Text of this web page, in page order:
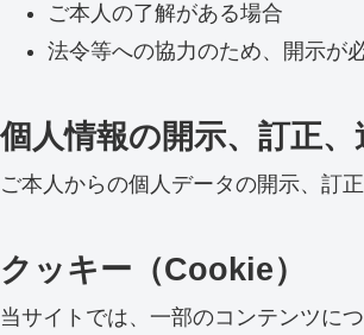
ご本人の了解がある場合
法令等への協力のため、開示が
個人情報の開示、訂正
ご本人からの個人データの開示、訂
クッキー（Cookie）
当サイトでは、一部のコンテンツに